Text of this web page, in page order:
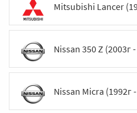
Mitsubishi Lancer
Nissan 350 Z (2003г
Nissan Micra (1992г